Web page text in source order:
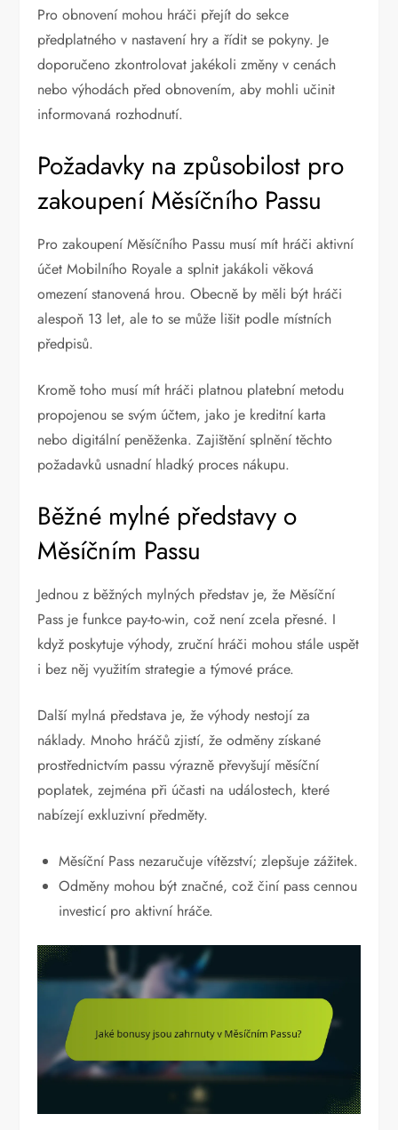
Pro obnovení mohou hráči přejít do sekce
předplatného v nastavení hry a řídit se pokyny. Je
doporučeno zkontrolovat jakékoli změny v cenách
nebo výhodách před obnovením, aby mohli učinit
informovaná rozhodnutí.
Požadavky na způsobilost pro
zakoupení Měsíčního Passu
Pro zakoupení Měsíčního Passu musí mít hráči aktivní
účet Mobilního Royale a splnit jakákoli věková
omezení stanovená hrou. Obecně by měli být hráči
alespoň 13 let, ale to se může lišit podle místních
předpisů.
Kromě toho musí mít hráči platnou platební metodu
propojenou se svým účtem, jako je kreditní karta
nebo digitální peněženka. Zajištění splnění těchto
požadavků usnadní hladký proces nákupu.
Běžné mylné představy o
Měsíčním Passu
Jednou z běžných mylných představ je, že Měsíční
Pass je funkce pay-to-win, což není zcela přesné. I
když poskytuje výhody, zruční hráči mohou stále uspět
i bez něj využitím strategie a týmové práce.
Další mylná představa je, že výhody nestojí za
náklady. Mnoho hráčů zjistí, že odměny získané
prostřednictvím passu výrazně převyšují měsíční
poplatek, zejména při účasti na událostech, které
nabízejí exkluzivní předměty.
Měsíční Pass nezaručuje vítězství; zlepšuje zážitek.
Odměny mohou být značné, což činí pass cennou
investicí pro aktivní hráče.